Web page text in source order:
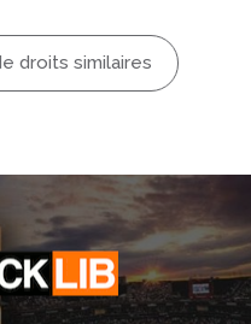
droits similaires